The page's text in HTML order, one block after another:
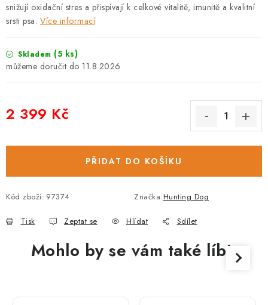
FAQ
snižují oxidační stres a přispívají k celkové vitalitě, imunitě a kvalitní
srsti psa. Více informací
Skladem (5 ks)
11.8.2026
2 399 Kč
PŘIDAT DO KOŠÍKU
Kód zboží: 97374 Značka:Hunting Dog
Tisk Zeptat se Hlídat Sdílet
Mohlo by se vám také líbit